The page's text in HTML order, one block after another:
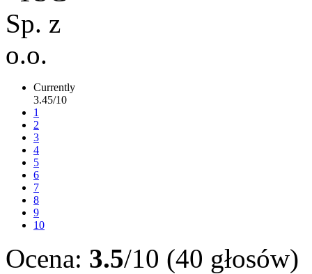
Currently
3.45/10
1
2
3
4
5
6
7
8
9
10
Ocena: 3.5/10 (40 głosów)